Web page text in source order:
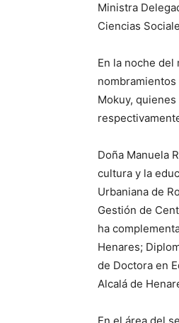
Ministra
Ciencias
En la noche
Mokuy,
Doña Manuela
cultura y la
Urbaniana de
Gestión de
ha
Henares;
de Doctora en
Alcalá de